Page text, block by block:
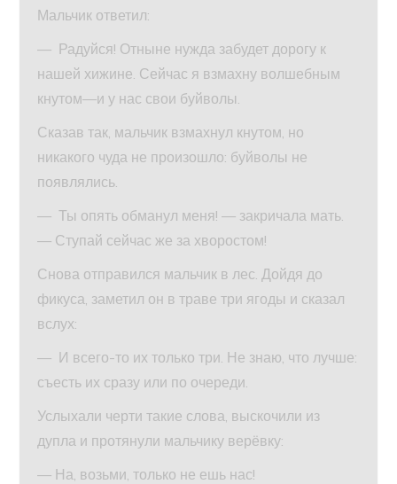
Мальчик ответил:
— Радуйся! Отныне нужда забудет дорогу к
нашей хижине. Сейчас я взмахну волшебным
кнутом—и у нас свои буйволы.
Сказав так, мальчик взмахнул кнутом, но
никакого чуда не произошло: буйволы не
появлялись.
— Ты опять обманул меня! — закричала мать.
— Ступай сейчас же за хворостом!
Снова отправился мальчик в лес. Дойдя до
фикуса, заметил он в траве три ягоды и сказал
вслух:
— И всего-то их только три. Не знаю, что лучше:
съесть их сразу или по очереди.
Услыхали черти такие слова, выскочили из
дупла и протянули мальчику верёвку:
— На, возьми, только не ешь нас!